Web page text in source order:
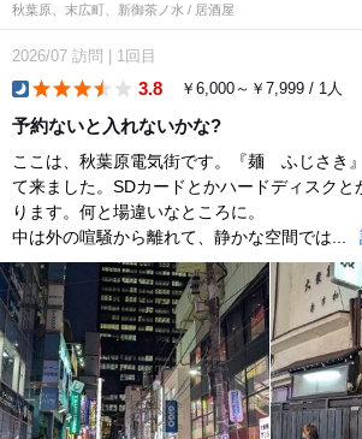
秋葉原、末広町、新御茶ノ水 / 居酒屋
2026/07 訪問 1回目
3.8 ￥6,000～￥7,999 / 1人
予約ないと入れないかな?
ここは、秋葉原電気街です。『麺 ふじさき
て来ました。SDカードとかハードディスクと
ります。何と場違いなところに。
中は外の喧騒から離れて、静かな空間では...